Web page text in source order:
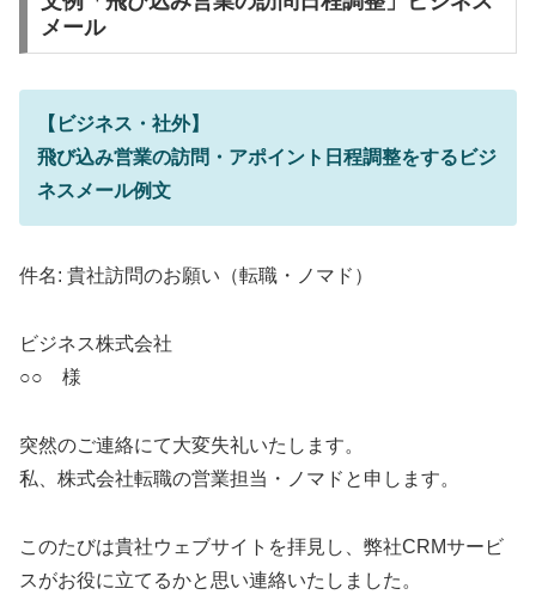
メール
【ビジネス・社外】
飛び込み営業の訪問・アポイント日程調整をするビジ
ネスメール例文
件名: 貴社訪問のお願い（転職・ノマド）
ビジネス株式会社
○○ 様
突然のご連絡にて大変失礼いたします。
私、株式会社転職の営業担当・ノマドと申します。
このたびは貴社ウェブサイトを拝見し、弊社CRMサービ
スがお役に立てるかと思い連絡いたしました。